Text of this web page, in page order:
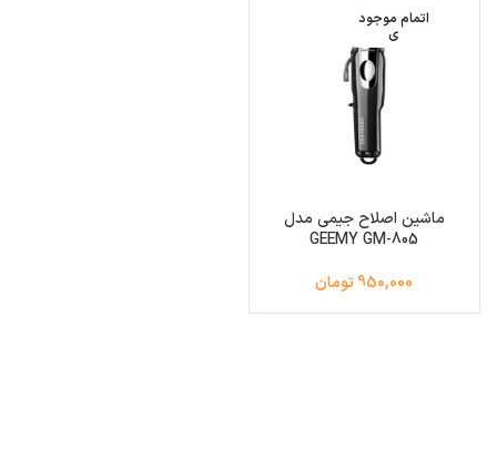
اتمام موجود
ی
ماشین اصلاح جیمی مدل
GEEMY GM-805
950,000 تومان